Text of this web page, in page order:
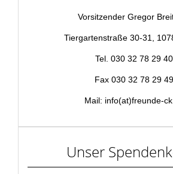
Vorsitzender Gregor
Tiergartenstraße 30-31,
Tel. 030 32 78 29 40
Fax 030 32 78 29 49
Mail: info(at)freunde-
Unser